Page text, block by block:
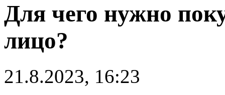
Для чего нужно
лицо?
21.8.2023, 16:23